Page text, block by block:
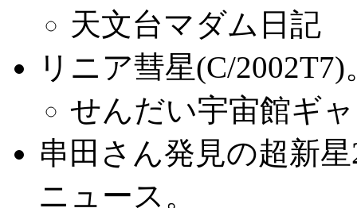
天文台マダム日記
リニア彗星(C/
せんだい宇宙館ギ
串田さん発見の超新
ニュース。